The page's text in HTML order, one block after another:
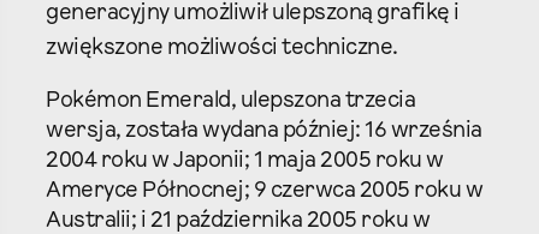
generacyjny umożliwił ulepszoną grafikę i
zwiększone możliwości techniczne.
Pokémon Emerald, ulepszona trzecia
wersja, została wydana później: 16 września
2004 roku w Japonii; 1 maja 2005 roku w
Ameryce Północnej; 9 czerwca 2005 roku w
Australii; i 21 października 2005 roku w